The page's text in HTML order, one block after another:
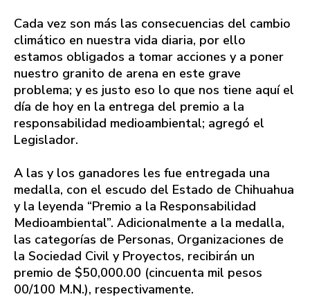
Cada vez son más las consecuencias del cambio
climático en nuestra vida diaria, por ello
estamos obligados a tomar acciones y a poner
nuestro granito de arena en este grave
problema; y es justo eso lo que nos tiene aquí el
día de hoy en la entrega del premio a la
responsabilidad medioambiental; agregó el
Legislador.
A las y los ganadores les fue entregada una
medalla, con el escudo del Estado de Chihuahua
y la leyenda “Premio a la Responsabilidad
Medioambiental”. Adicionalmente a la medalla,
las categorías de Personas, Organizaciones de
la Sociedad Civil y Proyectos, recibirán un
premio de $50,000.00 (cincuenta mil pesos
00/100 M.N.), respectivamente.